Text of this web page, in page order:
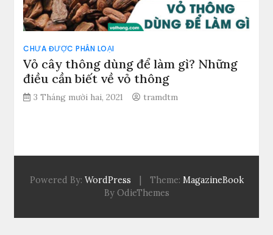
CHƯA ĐƯỢC PHÂN LOẠI
Vỏ cây thông dùng để làm gì? Những
điều cần biết về vỏ thông
3 Tháng mười hai, 2021 tramdtm
Powered By: WordPress Theme: MagazineBook
By OdieThemes